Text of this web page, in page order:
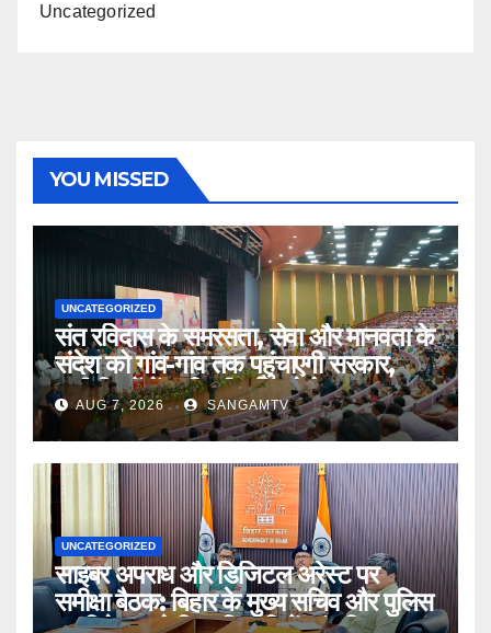
Uncategorized
YOU MISSED
UNCATEGORIZED
संत रविदास के समरसता, सेवा और मानवता के
संदेश को गांव-गांव तक पहुंचाएगी सरकार,
सभी जिलों में सावित्रीबाई फुले के नाम पर खुल
रहा है आवासीय विद्यालय : मुख्यमंत्री
AUG 7, 2026 SANGAMTV
UNCATEGORIZED
साइबर अपराध और डिजिटल अरेस्ट पर
समीक्षा बैठक: बिहार के मुख्य सचिव और पुलिस